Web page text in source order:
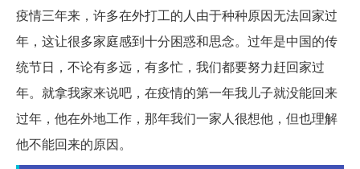
疫情三年来，许多在外打工的人由于种种原因无法回家过
年，这让很多家庭感到十分困惑和思念。过年是中国的传
统节日，不论有多远，有多忙，我们都要努力赶回家过
年。就拿我家来说吧，在疫情的第一年我儿子就没能回来
过年，他在外地工作，那年我们一家人很想他，但也理解
他不能回来的原因。